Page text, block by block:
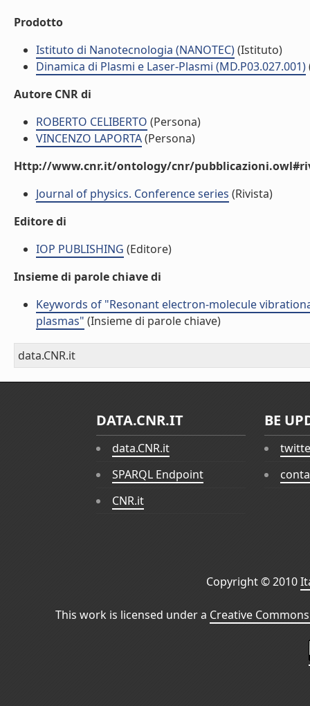
Prodotto
Istituto di Nanotecnologia (NANOTEC)(Istituto)
Dinamica di Plasmi e Laser-Plasmi (MD.P03.027.001)
Autore CNR di
ROBERTO CELIBERTO (Persona)
VINCENZO LAPORTA(Persona)
Http://www.cnr.it/ontology/cnr/
Journal of physics. Conference series (Rivista)
Editore di
IOP PUBLISHING (Editore)
Insieme di parole chiave di
Keywords of "Resonant electron-molecule
plasmas" (Insieme di parole chiave)
data.CNR.it
DATA.CNR.IT
data.CNR.it
SPARQL Endpoint
CNR.it
BE
Copyright © 2010
This work is licensed under a Creative